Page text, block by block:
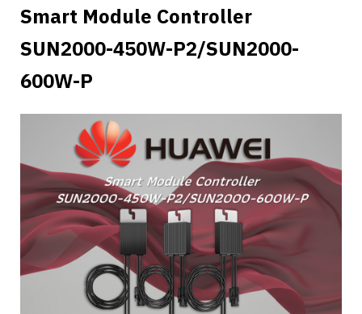
Smart Module Controller
SUN2000-450W-P2/SUN2000-
600W-P